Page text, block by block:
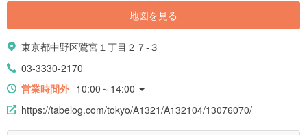
地図を見る
東京都中野区鷺宮１丁目２７-３
03-3330-2170
営業時間外 10:00～14:00
https://tabelog.com/tokyo/A1321/A132104/13076070/